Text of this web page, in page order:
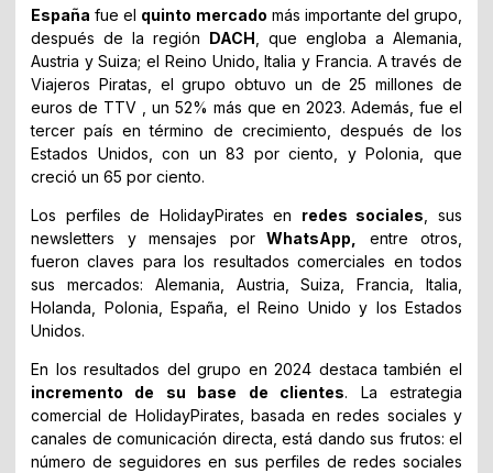
España fue el quinto mercado más importante del grupo,
después de la región DACH , que engloba a Alemania,
Austria y Suiza; el Reino Unido, Italia y Francia. A través de
Viajeros Piratas, el grupo obtuvo un de 25 millones de
euros de TTV , un 52% más que en 2023. Además, fue el
tercer país en término de crecimiento, después de los
Estados Unidos, con un 83 por ciento, y Polonia, que
creció un 65 por ciento.
Los perfiles de HolidayPirates en redes sociales , sus
newsletters y mensajes porWhatsApp,
entre otros,
fueron claves para los resultados comerciales en todos
sus mercados: Alemania, Austria, Suiza, Francia, Italia,
Holanda, Polonia, España, el Reino Unido y los Estados
Unidos.
En los resultados del grupo en 2024 destaca también el
incremento de su base de clientes. La estrategia
comercial de HolidayPirates, basada en redes sociales y
canales de comunicación directa, está dando sus frutos: el
número de seguidores en sus perfiles de redes sociales